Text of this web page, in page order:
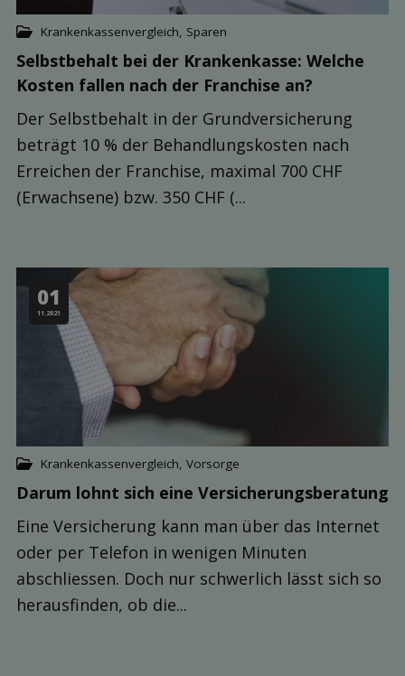
Krankenkassenvergleich Sparen
Selbst­behalt bei der Kranken­kasse: Welche
Kosten fallen nach der Franchise an?
Der Selbstbehalt in der Grundversicherung
beträgt 10 % der Behandlungskosten nach
Erreichen der Franchise, maximal 700 CHF
(Erwachsene) bzw. 350 CHF (...
01
11.2021
Krankenkassenvergleich Vorsorge
Darum lohnt sich eine Versicherungs­beratung
Eine Versicherung kann man über das Internet
oder per Telefon in wenigen Minuten
abschliessen. Doch nur schwerlich lässt sich so
herausfinden, ob die...